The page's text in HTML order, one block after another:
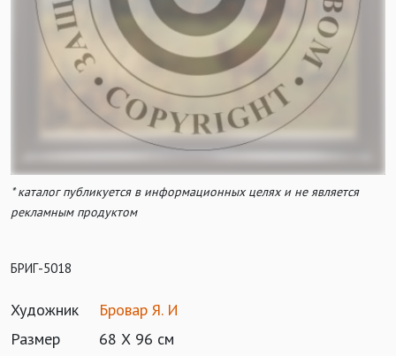
* каталог публикуется в информационных целях и не является
рекламным продуктом
БРИГ-5018
Художник
Бровар Я. И
Размер
68 Х 96 см